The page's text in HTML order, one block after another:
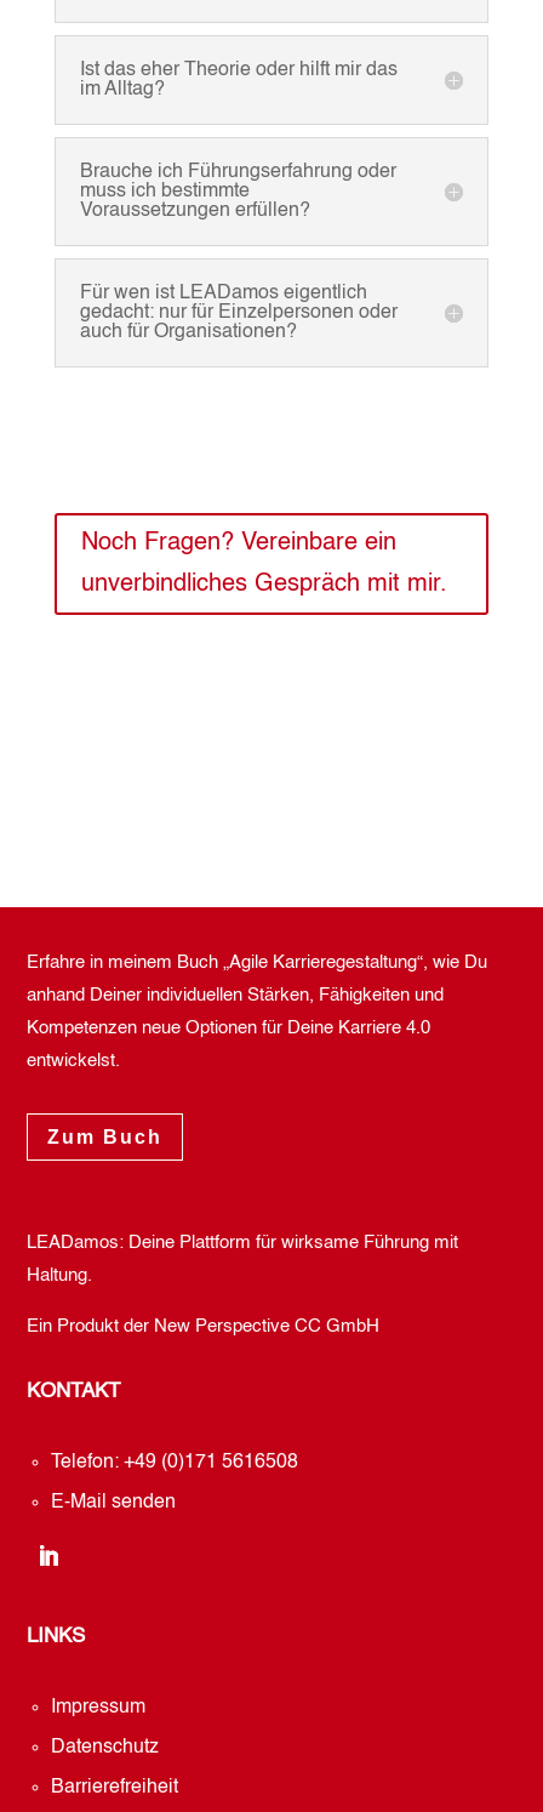
Ist das eher Theorie oder hilft mir das
im Alltag?
Brauche ich Führungserfahrung oder
muss ich bestimmte
Voraussetzungen erfüllen?
Für wen ist LEADamos eigentlich
gedacht: nur für Einzelpersonen oder
auch für Organisationen?
Noch Fragen? Vereinbare ein
unverbindliches Gespräch mit mir.
Erfahre in meinem Buch „Agile Karrieregestaltung“, wie Du
anhand Deiner individuellen Stärken, Fähigkeiten und
Kompetenzen neue Optionen für Deine Karriere 4.0
entwickelst.
Zum Buch
LEADamos: Deine Plattform für wirksame Führung mit
Haltung.
Ein Produkt der New Perspective CC GmbH
KONTAKT
Telefon: +49 (0)171 5616508
E-Mail senden
LINKS
Impressum
Datenschutz
Barrierefreiheit